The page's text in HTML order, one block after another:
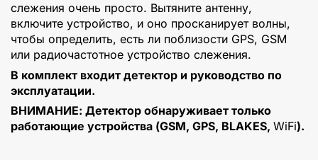
слежения очень просто. Вытяните антенну,
включите устройство, и оно просканирует волны,
чтобы определить, есть ли поблизости GPS, GSM
или радиочастотное устройство слежения.
В комплект входит детектор и руководство по
эксплуатации.
ВНИМАНИЕ: Детектор обнаруживает только
работающие устройства (GSM, GPS, BLAKES, WiFi).